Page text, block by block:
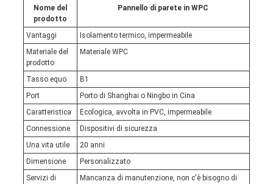
Nome del
prodotto
Pannello di parete in WPC
Vantaggi
Isolamento termico, impermeabile
Materiale del
prodotto
Materiale WPC
Tasso equo
B1
Port
Porto di Shanghai o Ningbo in Cina
Caratteristica
Ecologica, avvolta in PVC, impermeabile
Connessione
Dispositivi di sicurezza
Una vita utile
20 anni
Dimensione
Personalizzato
Servizi di
Mancanza di manutenzione, non c'è bisogno di